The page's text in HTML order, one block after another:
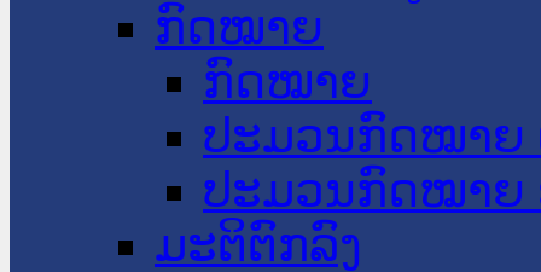
ກົດໝາຍ
ກົດໝາຍ
ປະມວນກົດໝາຍ
ປະມວນກົດໝາຍ
ມະຕິຕົກລົງ